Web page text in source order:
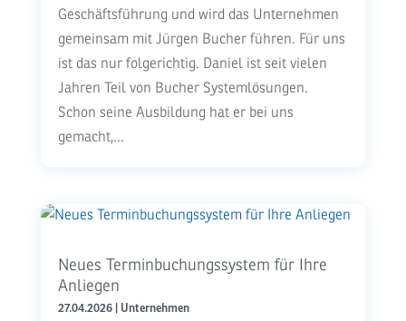
Geschäftsführung und wird das Unternehmen
gemeinsam mit Jürgen Bucher führen. Für uns
ist das nur folgerichtig. Daniel ist seit vielen
Jahren Teil von Bucher Systemlösungen.
Schon seine Ausbildung hat er bei uns
gemacht,...
Neues Terminbuchungssystem für Ihre
Anliegen
27.04.2026| Unternehmen